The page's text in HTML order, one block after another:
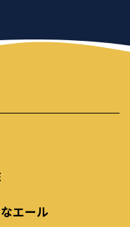
エール